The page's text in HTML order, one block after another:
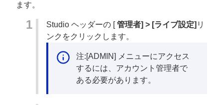
ます。
Studio ヘッダーの [管理者] > [ライブ設定] リ
ンクをクリックします。
注:[ADMIN] メニューにアクセス
するには、アカウント管理者で
ある必要があります。